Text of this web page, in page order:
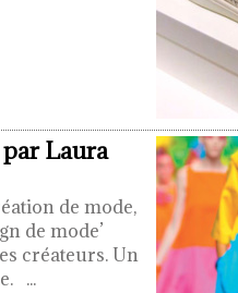
par Laura
de mode,
de mode’
créateurs. Un
...